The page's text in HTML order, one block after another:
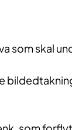
som skal